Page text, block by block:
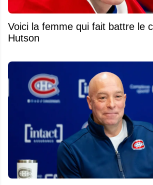
Voici la femme qui fait battre le
Hutson